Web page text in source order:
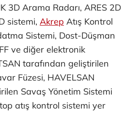
3D Arama Radarı, ARES 2D
sistemi, Akrep Atış Kontrol
Sistemi, Dost-Düşman
ve diğer elektronik
tarafından geliştirilen
Füzesi, HAVELSAN
Savaş Yönetim Sistemi
atış kontrol sistemi yer